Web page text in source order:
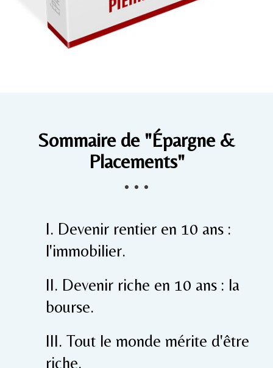
Sommaire de "Épargne &
Placements"
I. Devenir rentier en 10 ans :
l'immobilier.
II. Devenir riche en 10 ans : la
bourse.
III. Tout le monde mérite d'être
riche.